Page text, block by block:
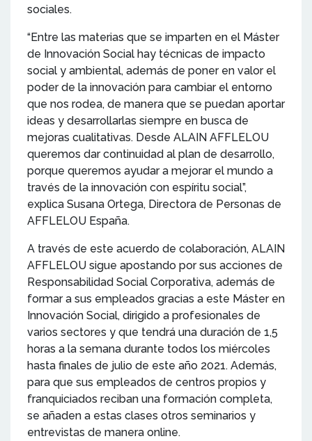
sociales.
“Entre las materias que se imparten en el Máster
de Innovación Social hay técnicas de impacto
social y ambiental, además de poner en valor el
poder de la innovación para cambiar el entorno
que nos rodea, de manera que se puedan aportar
ideas y desarrollarlas siempre en busca de
mejoras cualitativas. Desde ALAIN AFFLELOU
queremos dar continuidad al plan de desarrollo,
porque queremos ayudar a mejorar el mundo a
través de la innovación con espíritu social”,
explica Susana Ortega, Directora de Personas de
AFFLELOU España.
A través de este acuerdo de colaboración, ALAIN
AFFLELOU sigue apostando por sus acciones de
Responsabilidad Social Corporativa, además de
formar a sus empleados gracias a este Máster en
Innovación Social, dirigido a profesionales de
varios sectores y que tendrá una duración de 1,5
horas a la semana durante todos los miércoles
hasta finales de julio de este año 2021. Además,
para que sus empleados de centros propios y
franquiciados reciban una formación completa,
se añaden a estas clases otros seminarios y
entrevistas de manera online.